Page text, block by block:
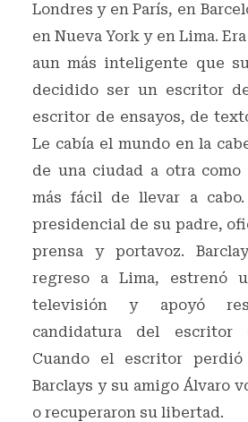
Londres y en París, en
en Nueva York y en Lima.
aun más inteligente que
decidido ser un escritor
escritor de ensayos, de
Le cabía el mundo en la
de una ciudad a otra como
más fácil de llevar a
presidencial de su padre,
prensa y portavoz.
regreso a Lima, estrenó
televisión y apoyó
candidatura del escritor
Cuando el escritor perdió
Barclays y su amigo Álvaro
o recuperaron su libertad.